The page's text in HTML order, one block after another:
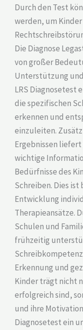
Durch den Test
werden, um
Die Diagnose
von großer
Unterstützung
LRS Diagnosetest
die spezifischen
erkennen und
einzuleiten.
Ergebnissen liefert
wichtige
Bedürfnisse des
Schreiben. Dies
Entwicklung
Therapieansätze.
Schulen und
frühzeitig
Erkennung und
Kinder trägt nicht
erfolgreich sind,
und ihre
Diagnosetest ein